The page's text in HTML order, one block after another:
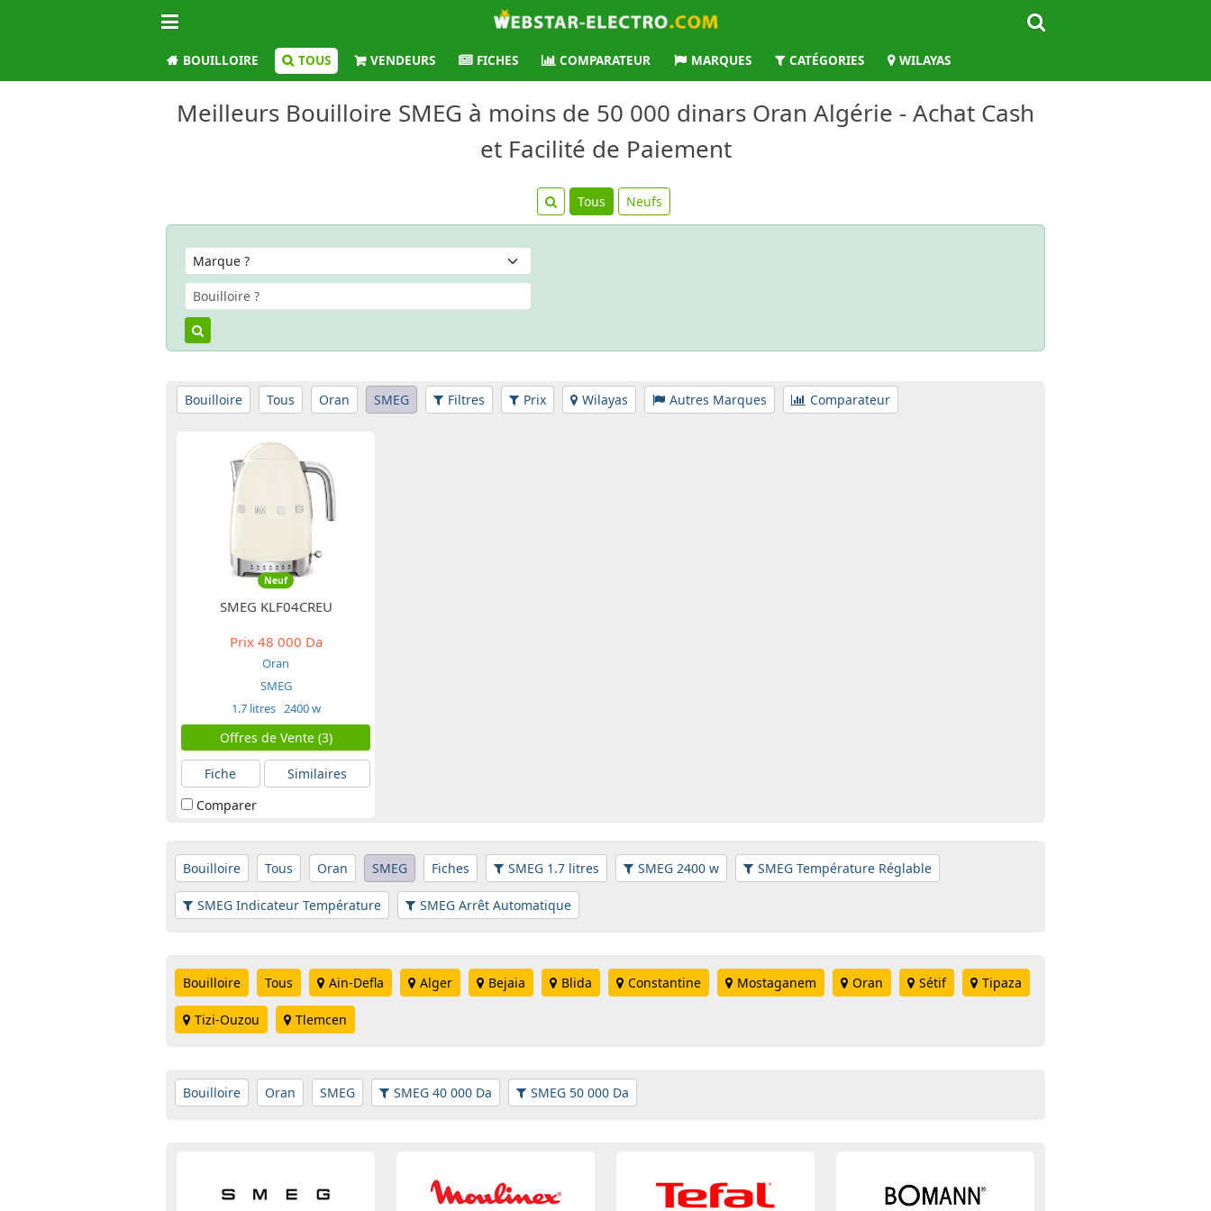
BOUILLOIRE TOUS VENDEURS FICHES COMPARATEUR MARQUES CATÉGORIES WILAYAS
Meilleurs Bouilloire SMEG à moins de 50 000 dinars Oran Algérie - Achat Cash
et Facilité de Paiement
Tous Neufs
Bouilloire Tous Oran SMEG Filtres Prix Wilayas Autres Marques Comparateur
Neuf
SMEG KLF04CREU
Prix48 000 Da
Oran
SMEG
1.7 litres 2400 w
Offres de Vente (3)
Fiche
Similaires
Comparer
Bouilloire Tous Oran SMEG Fiches SMEG 1.7 litres SMEG 2400 w SMEG Température Réglable
SMEG Indicateur Température SMEG Arrêt Automatique
Bouilloire Tous Ain-Defla Alger Bejaia Blida Constantine Mostaganem Oran Sétif Tipaza
Tizi-Ouzou Tlemcen
Bouilloire Oran SMEG SMEG 40 000 Da SMEG 50 000 Da